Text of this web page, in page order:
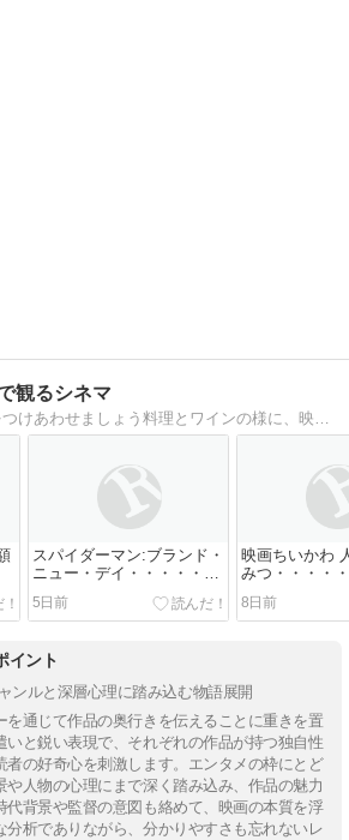
観るシネマ
美味な映画にお酒をつけあわせましょう料理とワインの様に、映画にお酒を合わせてみます
スパイダーマン:ブランド・
ニュー・デイ・・・・・評
価額1750円
5日前
映画ちいかわ
みつ・・・・
8日前
イント
ンルと深層心理に踏み込む物語展開
を通じて作品の奥行きを伝えることに重きを置
いと鋭い表現で、それぞれの作品が持つ独自性
者の好奇心を刺激します。エンタメの枠にとど
や人物の心理にまで深く踏み込み、作品の魅力
代背景や監督の意図も絡めて、映画の本質を浮
分析でありながら、分かりやすさも忘れないレ